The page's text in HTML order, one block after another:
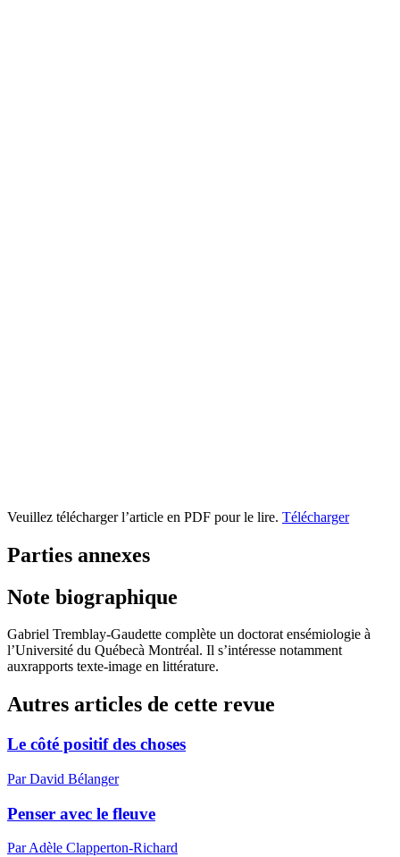
Veuillez télécharger l’article en PDF pour le lire. Télécharger
Parties annexes
Note biographique
Gabriel Tremblay-Gaudette complète un doctorat ensémiologie à
l’Université du Québecà Montréal. Il s’intéresse notamment
auxrapports texte-image en littérature.
Autres articles de cette revue
Le côté positif des choses
Par David Bélanger
Penser avec le fleuve
Par Adèle Clapperton-Richard